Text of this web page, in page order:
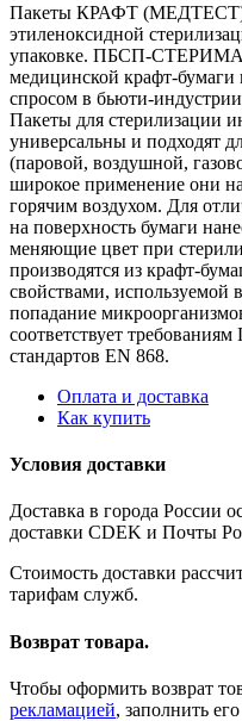
Пакеты КРАФТ (МЕДТЕСТ)
этиленоксидной
упаковке. ПБСП-
медицинской крафт-
спросом в бьюти-
Пакеты для стерилизации
универсальны и подходят
(паровой, воздушной,
широкое применение они
горячим воздухом. Для
на поверхность бумаги
меняющие цвет при
производятся из крафт-
свойствами,
попадание
соответствует
стандартов EN 868.
Оплата и доставка
Как купить
Условия доставки
Доставка в города России
доставки CDEK и Почты
Стоимость доставки
тарифам служб.
Возврат товара.
Чтобы оформить возврат
рекламацией, заполнить